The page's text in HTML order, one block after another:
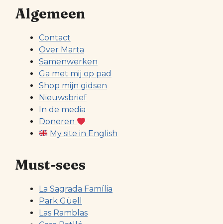
Algemeen
Contact
Over Marta
Samenwerken
Ga met mij op pad
Shop mijn gidsen
Nieuwsbrief
In de media
Doneren
My site in English
Must-sees
La Sagrada Família
Park Güell
Las Ramblas